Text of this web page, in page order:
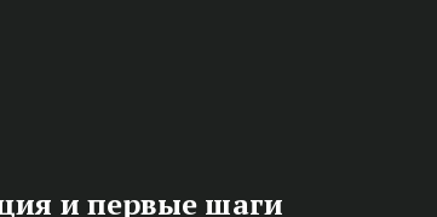
и первые шаги